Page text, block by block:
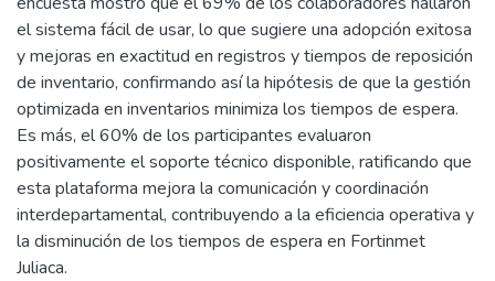
el sistema fácil de usar, lo que sugiere una adopción exitosa
y mejoras en exactitud en registros y tiempos de reposición
de inventario, confirmando así la hipótesis de que la gestión
optimizada en inventarios minimiza los tiempos de espera.
Es más, el 60% de los participantes evaluaron
positivamente el soporte técnico disponible, ratificando que
esta plataforma mejora la comunicación y coordinación
interdepartamental, contribuyendo a la eficiencia operativa y
la disminución de los tiempos de espera en Fortinmet
Juliaca.